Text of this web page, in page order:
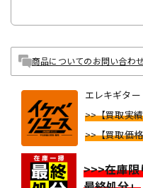
商品についてのお問い合わ
エレキギタ
>>【買取実
>>【買取価
>>>在庫限